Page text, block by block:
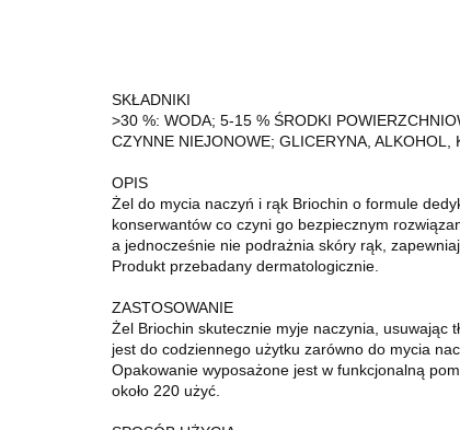
SKŁADNIKI
>30 %: WODA; 5-15 % ŚRODKI
CZYNNE NIEJONOWE; GLICERYNA,
OPIS
Żel do mycia naczyń i rąk Briochin o formule
konserwantów co czyni go bezpiecznym
a jednocześnie nie podrażnia skóry rąk,
Produkt przebadany dermatologicznie.
ZASTOSOWANIE
Żel Briochin skutecznie myje naczynia, usuwając
jest do codziennego użytku zarówno do mycia
Opakowanie wyposażone jest w funkcjonalną
około 220 użyć.